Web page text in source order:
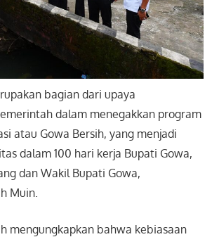
bagian dari upaya
dalam menegakkan program
atau Gowa Bersih, yang menjadi
dalam 100 hari kerja Bupati Gowa,
dan Wakil Bupati Gowa,
Muin.
mengungkapkan bahwa kebiasaan